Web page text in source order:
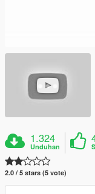
1.324
Unduhan
2.0 / 5 stars (5 vote)